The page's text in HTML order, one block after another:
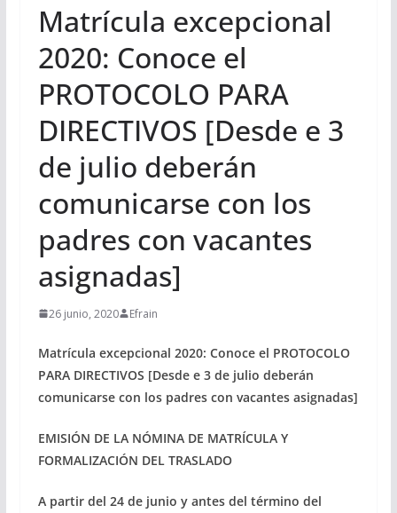
Matrícula excepcional
2020: Conoce el
PROTOCOLO PARA
DIRECTIVOS [Desde e 3
de julio deberán
comunicarse con los
padres con vacantes
asignadas]
26 junio, 2020 Efrain
Matrícula excepcional 2020: Conoce el PROTOCOLO
PARA DIRECTIVOS [Desde e 3 de julio deberán
comunicarse con los padres con vacantes asignadas]
EMISIÓN DE LA NÓMINA DE MATRÍCULA Y
FORMALIZACIÓN DEL TRASLADO
A partir del 24 de junio y antes del término del